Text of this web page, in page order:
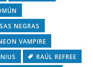
NEGRAS
VAMPIRE
RAÚL REFREE